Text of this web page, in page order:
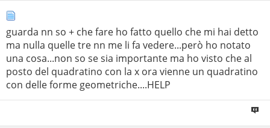
guarda nn so + che fare ho fatto quello che mi hai detto
ma nulla quelle tre nn me li fa vedere...però ho notato
una cosa...non so se sia importante ma ho visto che al
posto del quadratino con la x ora vienne un quadratino
con delle forme geometriche....HELP